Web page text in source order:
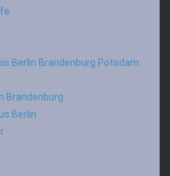
Berlin Brandenburg Potsdam
Brandenburg
Berlin